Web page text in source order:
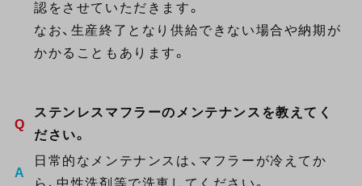
認をさせていただきます。
なお、生産終了となり供給できない場合や納期が
かかることもあります。
ステンレスマフラーのメンテナンスを教えてく
ださい。
日常的なメンテナンスは、マフラーが冷えてか
ら、中性洗剤等で洗車してください。